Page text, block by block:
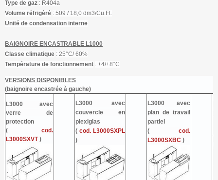
Type de gaz : R404a
Volume réfrigéré : 509 / 18,0 dm3/Cu.Ft.
Unité de condensation interne
BAIGNOIRE ENCASTRABLE L1000
Classe climatique : 25°C/ 60%
Température de fonctionnement : +4/+8°C
VERSIONS DISPONIBLES
(baignoire encastrée à gauche)
L3000 avec
verre de
protection
( cod.
L3000SXVT)
L3000 avec
couvercle en
plexiglas
( cod. L3000SXPL
)
L3000 avec
plan de travail
partiel
( cod.
L3000SXBC )